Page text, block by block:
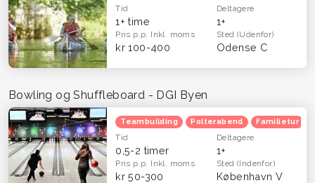
Tid
1+ time
Deltagere
1+
Pris p.p. Inkl. moms
kr 100-400
Sted(Udenfor)
Odense C
Bowling og Shuffleboard - DGI Byen
Teambuilding Polterabend Familietur
Tid
0,5-2 timer
Deltagere
1+
Pris p.p. Inkl. moms
kr 50-300
Sted(Indenfor)
København V